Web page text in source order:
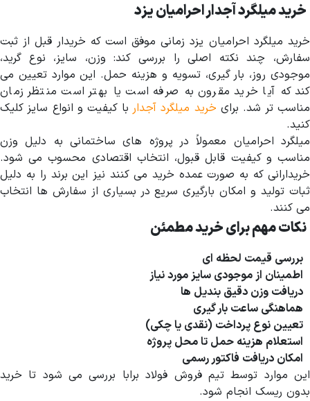
خرید میلگرد آجدار احرامیان یزد
خرید میلگرد احرامیان یزد زمانی موفق است که خریدار قبل از ثبت
سفارش، چند نکته اصلی را بررسی کند: وزن، سایز، نوع گرید،
موجودی روز، بار گیری، تسویه و هزینه حمل. این موارد تعیین می
کند که آیا خرید مقرون به صرفه است یا بهتر است منتظر زمان
مناسب تر شد. برای خرید میلگرد آجدار با کیفیت و انواع سایز کلیک
کنید.
میلگرد احرامیان معمولاً در پروژه های ساختمانی به دلیل وزن
مناسب و کیفیت قابل قبول، انتخاب اقتصادی محسوب می شود.
خریدارانی که به صورت عمده خرید می کنند نیز این برند را به دلیل
ثبات تولید و امکان بارگیری سریع در بسیاری از سفارش ها انتخاب
می کنند.
نکات مهم برای خرید مطمئن
بررسی قیمت لحظه ای
اطمینان از موجودی سایز مورد نیاز
دریافت وزن دقیق بندیل ها
هماهنگی ساعت بار گیری
تعیین نوع پرداخت (نقدی یا چکی)
استعلام هزینه حمل تا محل پروژه
امکان دریافت فاکتور رسمی
این موارد توسط تیم فروش فولاد برابا بررسی می شود تا خرید
بدون ریسک انجام شود.